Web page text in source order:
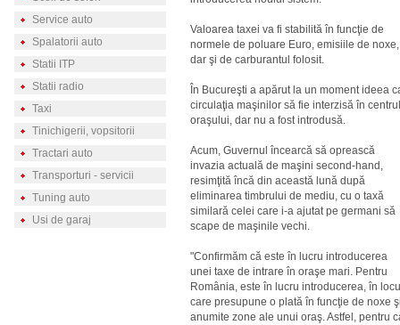
Service auto
Spalatorii auto
Statii ITP
Statii radio
Taxi
Tinichigerii, vopsitorii
Tractari auto
Transporturi - servicii
Tuning auto
Usi de garaj
Valoarea taxei va fi stabilită în funcţie de
normele de poluare Euro, emisiile de noxe,
dar şi de carburantul folosit.
În Bucureşti a apărut la un moment ideea
circulaţia maşinilor să fie interzisă în centrul
oraşului, dar nu a fost introdusă.
Acum, Guvernul încearcă să oprească
invazia actuală de maşini second-hand,
resimţită încă din această lună după
eliminarea timbrului de mediu, cu o taxă
similară celei care i-a ajutat pe germani să
scape de maşinile vechi.
"Confirmăm că este în lucru introducerea
unei taxe de intrare în oraşe mari. Pentru
România, este în lucru introducerea, în
care presupune o plată în funcţie de noxe
anumite zone ale unui oraş. Astfel, pentru